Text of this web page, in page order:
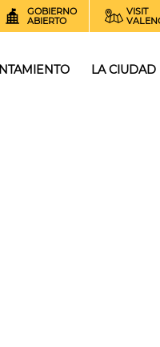
GOBIERNO
ABIERTO
VISIT
LA CIUDAD